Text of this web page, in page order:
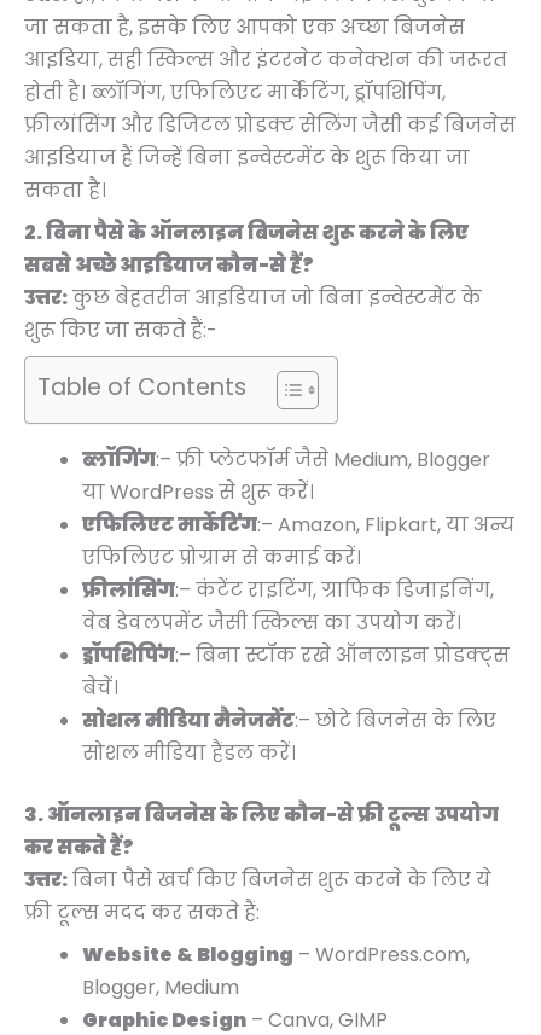
जा सकता है, इसके लिए आपको एक अच्छा बिजनेस
आइडिया, सही स्किल्स और इंटरनेट कनेक्शन की जरूरत
होती है। ब्लॉगिंग, एफिलिएट मार्केटिंग, ड्रॉपशिपिंग,
फ्रीलांसिंग और डिजिटल प्रोडक्ट सेलिंग जैसी कई बिजनेस
आइडियाज हैं जिन्हें बिना इन्वेस्टमेंट के शुरू किया जा
सकता है।
2. बिना पैसे के ऑनलाइन बिजनेस शुरू करने के लिए
सबसे अच्छे आइडियाज कौन-से हैं?
उत्तर:कुछ बेहतरीन आइडियाज जो बिना इन्वेस्टमेंट के
शुरू किए जा सकते हैं:-
Table of Contents
ब्लॉगिंग:– फ्री प्लेटफॉर्म जैसे Medium, Blogger
या WordPress से शुरू करें।
एफिलिएट मार्केटिंग:– Amazon, Flipkart, या अन्य
एफिलिएट प्रोग्राम से कमाई करें।
फ्रीलांसिंग:– कंटेंट राइटिंग, ग्राफिक डिजाइनिंग,
वेब डेवलपमेंट जैसी स्किल्स का उपयोग करें।
ड्रॉपशिपिंग:– बिना स्टॉक रखे ऑनलाइन प्रोडक्ट्स
बेचें।
सोशल मीडिया मैनेजमेंट:– छोटे बिजनेस के लिए
सोशल मीडिया हैंडल करें।
3. ऑनलाइन बिजनेस के लिए कौन-से फ्री टूल्स उपयोग
कर सकते हैं?
उत्तर:बिना पैसे खर्च किए बिजनेस शुरू करने के लिए ये
फ्री टूल्स मदद कर सकते हैं:
Website & Blogging – WordPress.com,
Blogger, Medium
Graphic Design – Canva, GIMP